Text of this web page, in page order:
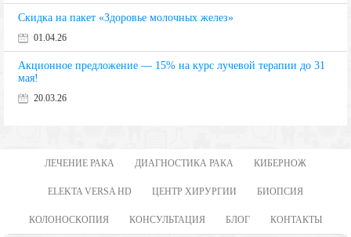
Скидка на пакет «Здоровье молочных желез»
01.04.26
Акционное предложение — 15% на курс лучевой терапии до 31
мая!
20.03.26
ЛЕЧЕНИЕ РАКА ДИАГНОСТИКА РАКА КИБЕРНОЖ
ELEKTA VERSA HD ЦЕНТР ХИРУРГИИ БИОПСИЯ
КОЛОНОСКОПИЯ КОНСУЛЬТАЦИЯ БЛОГ КОНТАКТЫ